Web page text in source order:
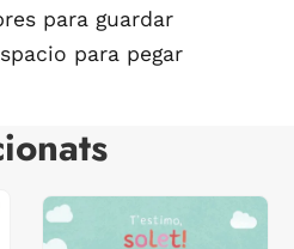
para guardar
para pegar